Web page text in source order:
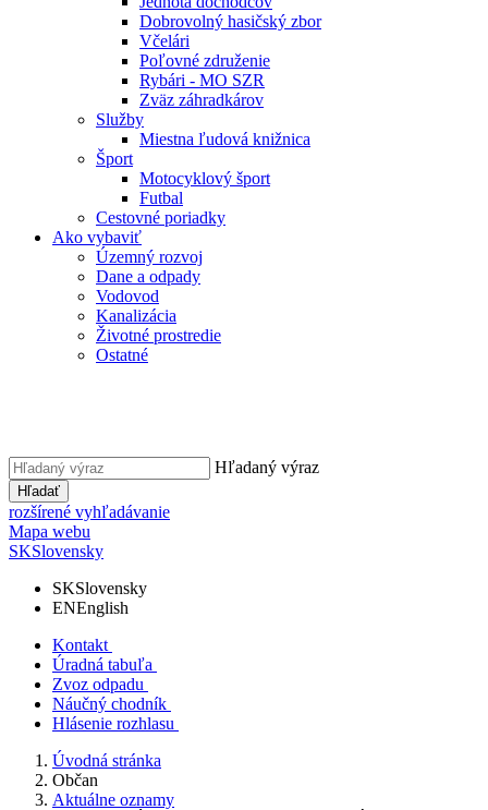
Dobrovolný hasičský zbor
Včelári
Poľovné združenie
Rybári - MO SZR
Zväz záhradkárov
Služby
Miestna ľudová knižnica
Šport
Motocyklový šport
Futbal
Cestovné poriadky
Ako vybaviť
Územný rozvoj
Dane a odpady
Vodovod
Kanalizácia
Životné prostredie
Ostatné
Hľadaný výraz
Hľadať
rozšírené vyhľadávanie
Mapa webu
SKSlovensky
SKSlovensky
ENEnglish
Kontakt
Úradná tabuľa
Zvoz odpadu
Náučný chodník
Hlásenie rozhlasu
Úvodná stránka
Občan
Aktuálne oznamy